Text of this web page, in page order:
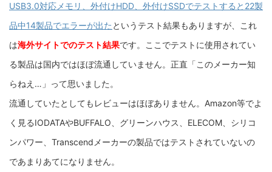
USB3.0対応メモリ、外付けHDD、外付けSSDでテストすると22製
品中14製品でエラーが出た というテスト結果もありますが、これ
は海外サイトでのテスト結果です。ここでテストに使用されてい
る製品は国内ではほぼ流通していません。正直「このメーカー知
らねえ…」って思いました。
流通していたとしてもレビューはほぼありません。Amazon等でよ
く見るIODATAやBUFFALO、グリーンハウス、ELECOM、シリコ
ンパワー、Transcendメーカーの製品ではテストされていないの
であまりあてになりません。